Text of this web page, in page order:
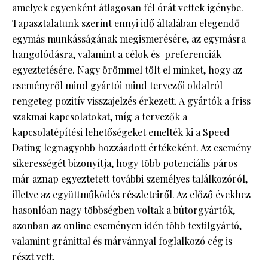
amelyek egyenként átlagosan fél órát vettek igénybe.
Tapasztalatunk szerint ennyi idő általában elegendő
egymás munkásságának megismerésére, az egymásra
hangolódásra, valamint a célok és preferenciák
egyeztetésére. Nagy örömmel tölt el minket, hogy az
eseményről mind gyártói mind tervezői oldalról
rengeteg pozitív visszajelzés érkezett. A gyártók a friss
szakmai kapcsolatokat, míg a tervezők a
kapcsolatépítési lehetőségeket emelték ki a Speed
Dating legnagyobb hozzáadott értékeként. Az esemény
sikerességét bizonyítja, hogy több potenciális páros
már aznap egyeztetett további személyes találkozóról,
illetve az együttműködés részleteiről. Az előző évekhez
hasonlóan nagy többségben voltak a bútorgyártók,
azonban az online eseményen idén több textilgyártó,
valamint gránittal és márvánnyal foglalkozó cég is
részt vett.